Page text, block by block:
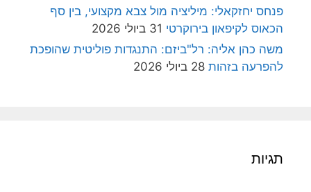
פנחס יחזקאלי: מיליציה מול צבא מקצועי, בין סף
הכאוס לקיפאון בירוקרטי 31 ביולי 2026
משה כהן אליה: רל"ביזם: התנגדות פוליטית שהופכת
להפרעה בזהות 28 ביולי 2026
תגיות